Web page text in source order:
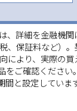
詳細を金融機関
保証料など）。
より、実際の
ご確認ください。
と設定しています